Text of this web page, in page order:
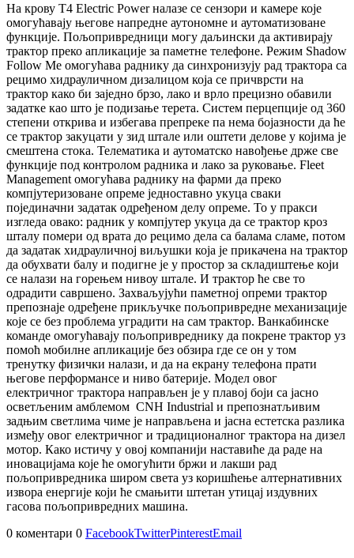
На крову Т4 Electric Power налазе се сензори и камере које
омогућавају његове напредне аутономне и аутоматизоване
функције. Пољопривредници могу даљински да активирају
трактор преко апликације за паметне телефоне. Режим Shadow
Follow Me омогућава раднику да синхронизују рад трактора са
рецимо хидрауличном дизалицом која се причврсти на
трактор како би заједно брзо, лако и врло прецизно обавили
задатке као што је подизање терета. Систем перцепције од 360
степени открива и избегава препреке па нема бојазности да ће
се трактор закуцати у зид штале или оштети делове у којима је
смештена стока. Телематика и аутоматско навођење држе све
функције под контролом радника и лако за руковање. Fleet
Management омогућава раднику на фарми да преко
компјутеризоване опреме једноставно укуца сваки
појединачни задатак одређеном делу опреме. То у пракси
изгледа овако: радник у компјутер укуца да се трактор кроз
шталу помери од врата до рецимо дела са балама сламе, потом
да задатак хидрауличној виљушки која је прикачена на трактор
да обухвати балу и подигне је у простор за складиштење који
се налази на горењем нивоу штале. И трактор ће све то
одрадити савршено. Захваљујући паметној опреми трактор
препознаје одређене прикључке пољопривредне механизације
које се без проблема уградити на сам трактор. Ванкабинске
команде омогућавају пољопривреднику да покрене трактор уз
помоћ мобилне апликације без обзира где се он у том
тренутку физички налази, и да на екрану телефона прати
његове перформансе и ниво батерије. Модел овог
електричног трактора направљен је у плавој боји са јасно
осветљеним амблемом CNH Industrial и препознатљивим
задњим светлима чиме је направљена и јасна естетска разлика
између овог електричног и традиционалног трактора на дизел
мотор. Како истичу у овој компанији наставиће да раде на
иновацијама које ће омогућити бржи и лакши рад
пољопривредника широм света уз коришћење алтернативних
извора енергије који ће смањити штетан утицај издувних
гасова пољопривредних машина.
0 коментари 0 FacebookTwitterPinterestEmail